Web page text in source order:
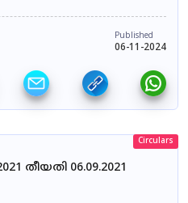
Published
06-11-2024
Circulars
തീയതി 06.09.2021